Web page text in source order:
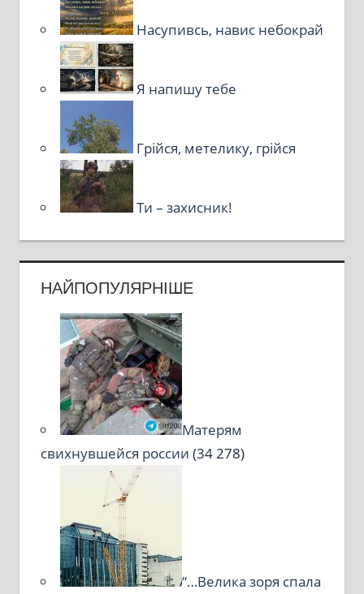
Насупивсь, навис небокрай
Я напишу тебе
Грійся, метелику, грійся
Ти – захисник!
НАЙПОПУЛЯРНІШЕ
Матерям
свихнувшейся россии (34 278)
“…Велика зоря спала